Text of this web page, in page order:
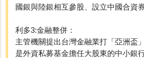
國銀與陸銀相互參股、設立中國合資
利多3:金融整併：
主管機關提出台灣金融業打「亞洲盃
是外資私募基金擔任大股東的中小銀